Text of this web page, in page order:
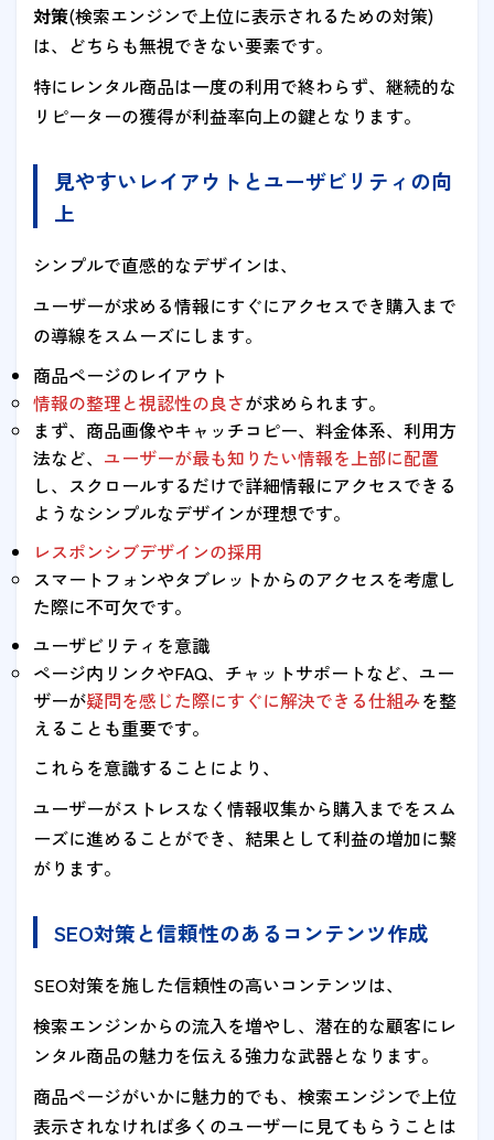
対策(検索エンジンで上位に表示されるための対策)
は、どちらも無視できない要素です。
特にレンタル商品は一度の利用で終わらず、継続的な
リピーターの獲得が利益率向上の鍵となります。
見やすいレイアウトとユーザビリティの向
上
シンプルで直感的なデザインは、
ユーザーが求める情報にすぐにアクセスでき購入まで
の導線をスムーズにします。
商品ページのレイアウト
情報の整理と視認性の良さが求められます。
まず、商品画像やキャッチコピー、料金体系、利用方
法など、 ユーザーが最も知りたい情報を上部に配置
し、スクロールするだけで詳細情報にアクセスできる
ようなシンプルなデザインが理想です。
レスポンシブデザインの採用
スマートフォンやタブレットからのアクセスを考慮し
た際に不可欠です。
ユーザビリティを意識
ページ内リンクやFAQ、チャットサポートなど、ユー
ザーが疑問を感じた際にすぐに解決できる仕組みを整
えることも重要です。
これらを意識することにより、
ユーザーがストレスなく情報収集から購入までをスム
ーズに進めることができ、結果として利益の増加に繋
がります。
SEO対策と信頼性のあるコンテンツ作成
SEO対策を施した信頼性の高いコンテンツは、
検索エンジンからの流入を増やし、潜在的な顧客にレ
ンタル商品の魅力を伝える強力な武器となります。
商品ページがいかに魅力的でも、検索エンジンで上位
表示されなければ多くのユーザーに見てもらうことは